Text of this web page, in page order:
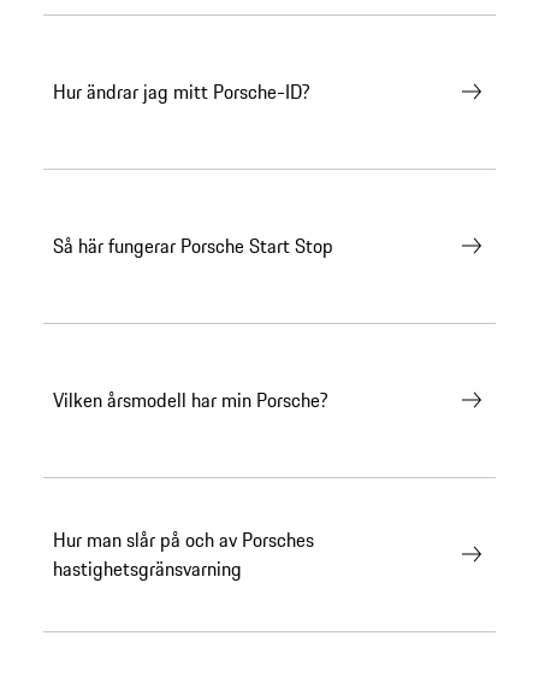
Hur ändrar jag mitt Porsche-ID?
Så här fungerar Porsche Start Stop
Vilken årsmodell har min Porsche?
Hur man slår på och av Porsches
hastighetsgränsvarning